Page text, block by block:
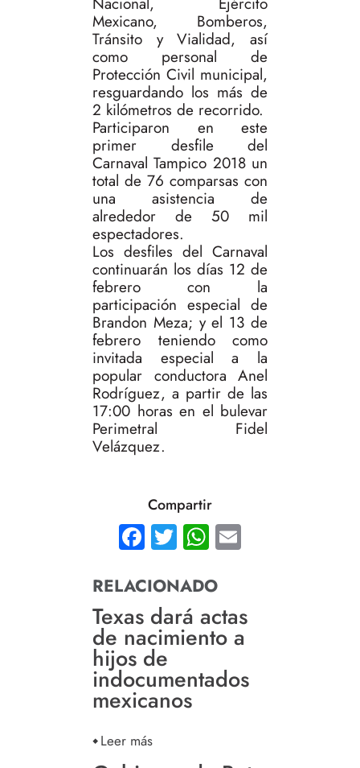
Mexicano, Bomberos,
Tránsito y Vialidad, así
como personal de
Protección Civil municipal,
resguardando los más de
2 kilómetros de recorrido.
Participaron en este
primer desfile del
Carnaval Tampico 2018 un
total de 76 comparsas con
una asistencia de
alrededor de 50 mil
espectadores.
Los desfiles del Carnaval
continuarán los días 12 de
febrero con la
participación especial de
Brandon Meza; y el 13 de
febrero teniendo como
invitada especial a la
popular conductora Anel
Rodríguez, a partir de las
17:00 horas en el bulevar
Perimetral Fidel
Velázquez.
Compartir
Facebook
TwitterWhatsApp
RELACIONADO
Texas dará actas
de nacimiento a
hijos de
indocumentados
mexicanos
Leer más